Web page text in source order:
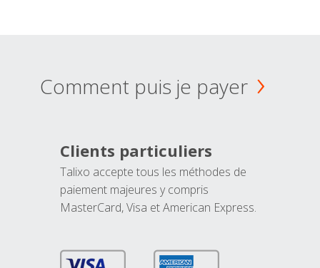
Comment puis je payer
Clients particuliers
Talixo accepte tous les méthodes de
paiement majeures y compris
MasterCard, Visa et American Express.